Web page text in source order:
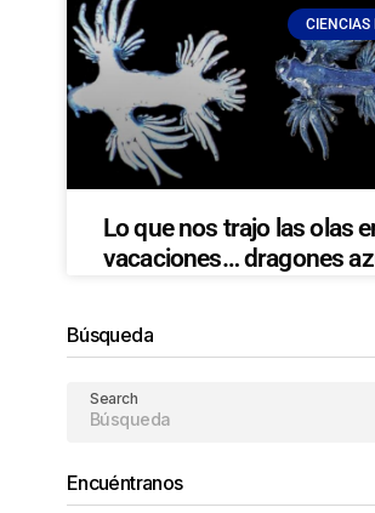
CIENCIAS
Lo que nos trajo las olas
vacaciones… dragones
Búsqueda
Search
Encuéntranos